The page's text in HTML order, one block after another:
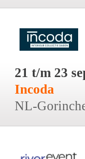
21 t/m 23
Incoda
NL-